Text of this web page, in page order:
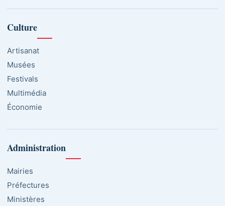
Culture
Artisanat
Musées
Festivals
Multimédia
Économie
Administration
Mairies
Préfectures
Ministères